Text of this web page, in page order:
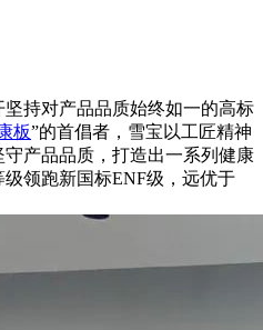
持对产品品质始终如一的高标
板”的首倡者，雪宝以工匠精神
产品品质，打造出一系列健康
领跑新国标ENF级，远优于